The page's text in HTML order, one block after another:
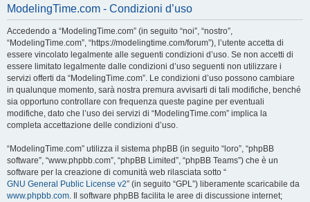
ModelingTime.com - Condizioni d’uso
Accedendo a “ModelingTime.com” (in seguito “noi”, “nostro”,
“ModelingTime.com”, “https://modelingtime.com/forum”), l’utente accetta di
essere vincolato legalmente alle seguenti condizioni d’uso. Se non accetti di
essere limitato legalmente dalle condizioni d’uso seguenti non utilizzare i
servizi offerti da “ModelingTime.com”. Le condizioni d’uso possono cambiare
in qualunque momento, sarà nostra premura avvisarti di tali modifiche, benché
sia opportuno controllare con frequenza queste pagine per eventuali
modifiche, dato che l’uso dei servizi di “ModelingTime.com” implica la
completa accettazione delle condizioni d’uso.
“ModelingTime.com” utilizza il sistema phpBB (in seguito “loro”, “phpBB
software”, “www.phpbb.com”, “phpBB Limited”, “phpBB Teams”) che è un
software per la creazione di comunità web rilasciata sotto “
GNU General Public License v2” (in seguito “GPL”) liberamente scaricabile da
www.phpbb.com. Il software phpBB facilita le aree di discussione internet;